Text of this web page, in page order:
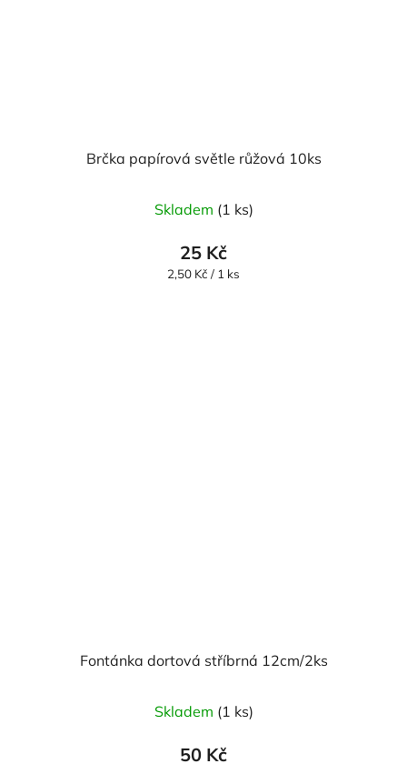
Brčka papírová světle růžová 10ks
Skladem (1 ks)
25 Kč
Měrná
2,50 Kč / 1 ks
Fontánka dortová stříbrná 12cm/2ks
Skladem (1 ks)
50 Kč